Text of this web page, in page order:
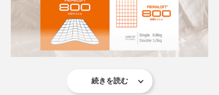
羽毛の構造に注目して、3種類の太さの繊維を組み合せ
ることで、ダウン並みの暖かさを実現。繊維と繊維のあ
いだに、体温で暖まった空気をたっぷりため込んでくれ
朝晩が冷えやすい春と秋は、これ1枚で快適に。気密性
続きを読む